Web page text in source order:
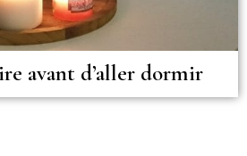
avant d’aller dormir